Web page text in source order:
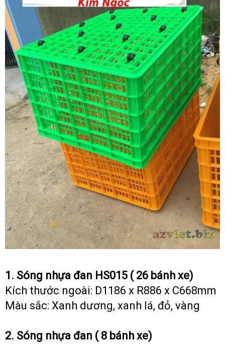
1. Sóng nhựa đan HS015 ( 26 bánh xe)
Kích thước ngoài: D1186 x R886 x C668mm
Màu sắc: Xanh dương, xanh lá, đỏ, vàng
2. Sóng nhựa đan ( 8 bánh xe)